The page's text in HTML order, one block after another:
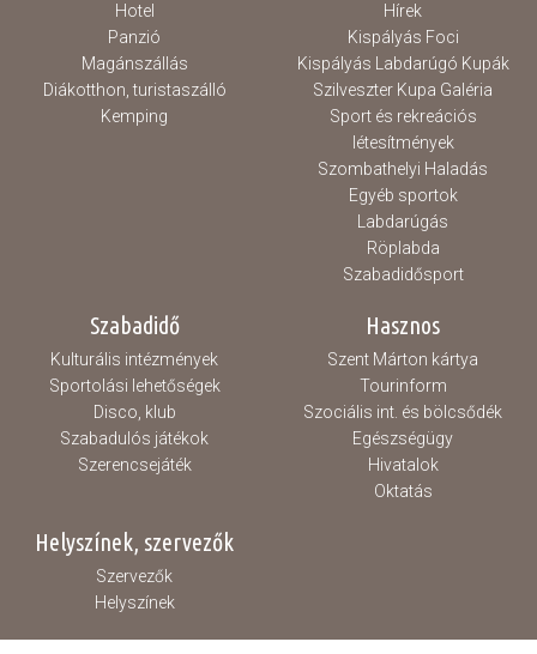
Hotel
Panzió
Magánszállás
Diákotthon, turistaszálló
Kemping
Hírek
Kispályás Foci
Kispályás Labdarúgó Kupák
Szilveszter Kupa Galéria
Sport és rekreációs
létesítmények
Szombathelyi Haladás
Egyéb sportok
Labdarúgás
Röplabda
Szabadidősport
Szabadidő
Kulturális intézmények
Sportolási lehetőségek
Disco, klub
Szabadulós játékok
Szerencsejáték
Hasznos
Szent Márton kártya
Tourinform
Szociális int. és bölcsődék
Egészségügy
Hivatalok
Oktatás
Helyszínek, szervezők
Szervezők
Helyszínek